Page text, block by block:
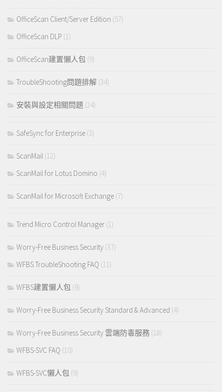
OfficeScan Client/Server Edition (57)
OfficeScan DLP (1)
OfficeScan建置懶人包 (9)
TroubleShooting問題排解 (34)
安裝與設定相關問題 (24)
SafeSync for Enterprise (3)
ScanMail (12)
ScanMail for Lotus Domino (4)
ScanMail for Microsoft Exchange (7)
Trend Micro Control Manager (1)
Worry-Free Business Security (37)
WFBS TroubleShooting FAQ (11)
WFBS建置懶人包 (9)
Worry-Free Business Security Standard & Advanced (4)
Worry-Free Business Security 雲端防毒服務 (18)
WFBS-SVC FAQ (10)
WFBS-SVC懶人包 (9)